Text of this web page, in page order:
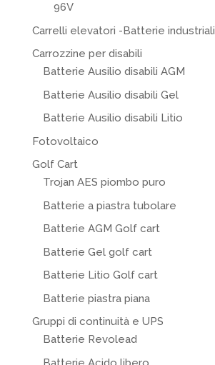
96V
Carrelli elevatori -Batterie industriali
Carrozzine per disabili
Batterie Ausilio disabili AGM
Batterie Ausilio disabili Gel
Batterie Ausilio disabili Litio
Fotovoltaico
Golf Cart
Trojan AES piombo puro
Batterie a piastra tubolare
Batterie AGM Golf cart
Batterie Gel golf cart
Batterie Litio Golf cart
Batterie piastra piana
Gruppi di continuità e UPS
Batterie Revolead